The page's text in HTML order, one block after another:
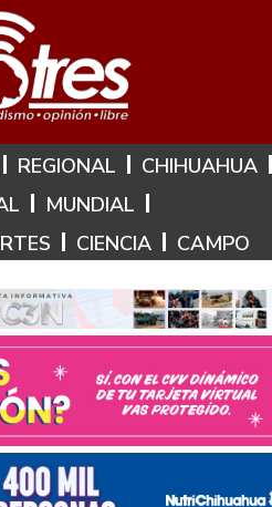
Agosto de 2026
REGIONAL
CHIHUAHUA
MUNDIAL
CIENCIA CAMPO